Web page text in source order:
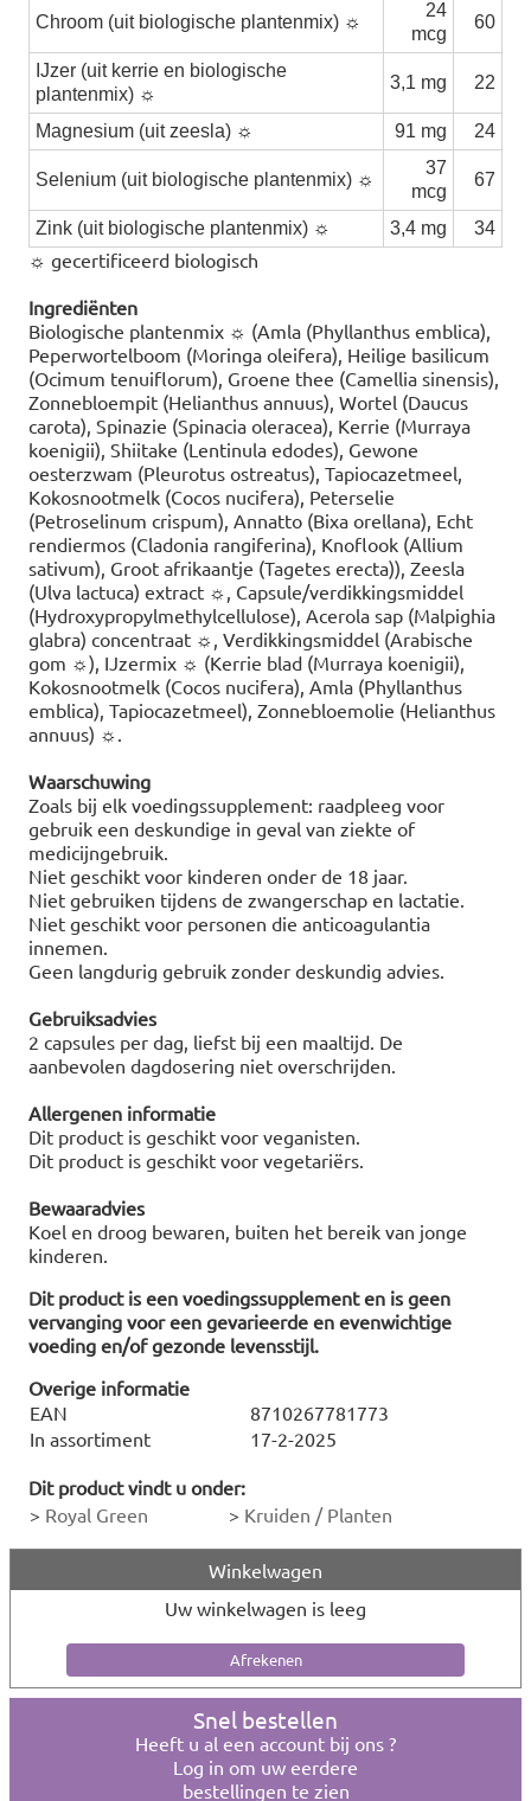
Chroom (uit biologische plantenmix) ☼
24
mcg
60
IJzer (uit kerrie en biologische
plantenmix) ☼
3,1 mg 22
Magnesium (uit zeesla) ☼ 91 mg 24
Selenium (uit biologische plantenmix) ☼
37
mcg
67
Zink (uit biologische plantenmix) ☼ 3,4 mg 34
☼ gecertificeerd biologisch
Ingrediënten
Biologische plantenmix ☼ (Amla (Phyllanthus emblica),
Peperwortelboom (Moringa oleifera), Heilige basilicum
(Ocimum tenuiflorum), Groene thee (Camellia sinensis),
Zonnebloempit (Helianthus annuus), Wortel (Daucus
carota), Spinazie (Spinacia oleracea), Kerrie (Murraya
koenigii), Shiitake (Lentinula edodes), Gewone
oesterzwam (Pleurotus ostreatus), Tapiocazetmeel,
Kokosnootmelk (Cocos nucifera), Peterselie
(Petroselinum crispum), Annatto (Bixa orellana), Echt
rendiermos (Cladonia rangiferina), Knoflook (Allium
sativum), Groot afrikaantje (Tagetes erecta)), Zeesla
(Ulva lactuca) extract ☼, Capsule/verdikkingsmiddel
(Hydroxypropylmethylcellulose), Acerola sap (Malpighia
glabra) concentraat ☼, Verdikkingsmiddel (Arabische
gom ☼), IJzermix ☼ (Kerrie blad (Murraya koenigii),
Kokosnootmelk (Cocos nucifera), Amla (Phyllanthus
emblica), Tapiocazetmeel), Zonnebloemolie (Helianthus
annuus) ☼.
Waarschuwing
Zoals bij elk voedingssupplement: raadpleeg voor
gebruik een deskundige in geval van ziekte of
medicijngebruik.
Niet geschikt voor kinderen onder de 18 jaar.
Niet gebruiken tijdens de zwangerschap en lactatie.
Niet geschikt voor personen die anticoagulantia
innemen.
Geen langdurig gebruik zonder deskundig advies.
Gebruiksadvies
2 capsules per dag, liefst bij een maaltijd. De
aanbevolen dagdosering niet overschrijden.
Allergenen informatie
Dit product is geschikt voor veganisten.
Dit product is geschikt voor vegetariërs.
Bewaaradvies
Koel en droog bewaren, buiten het bereik van jonge
kinderen.
Dit product is een voedingssupplement en is geen
vervanging voor een gevarieerde en evenwichtige
voeding en/of gezonde levensstijl.
Overige informatie
EAN
8710267781773
In assortiment
17-2-2025
Dit product vindt u onder:
> Royal Green > Kruiden / Planten
Winkelwagen
Uw winkelwagen is leeg
Snel bestellen
Heeft u al een account bij ons ?
Log in om uw eerdere
bestellingen te zien